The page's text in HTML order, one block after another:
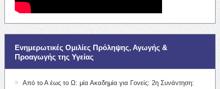
Ενημερωτικές Ομιλίες Πρόληψης, Αγωγής &
Προαγωγής της Υγείας
Από το Α έως το Ω: μία Ακαδημία για Γονείς: 2η Συνάντηση: